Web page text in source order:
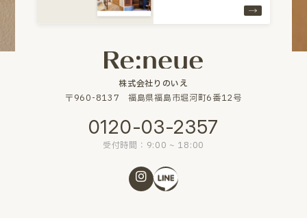
株式会社りのいえ
〒960-8137 福島県福島市堀河町6番12号
0120-03-2357
受付時間：9:00 ~ 18:00